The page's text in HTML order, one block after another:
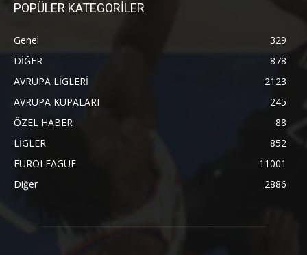
POPÜLER KATEGORİLER
Genel
329
DİĞER
878
AVRUPA LİGLERİ
2123
AVRUPA KUPALARI
245
ÖZEL HABER
88
LİGLER
852
EUROLEAGUE
11001
Diğer
2886